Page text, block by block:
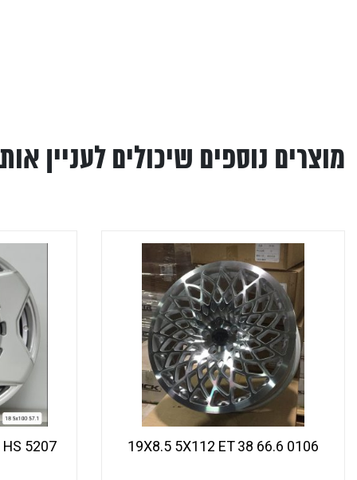
מוצרים נוספים שיכולים לעניין
0106 19X8.5 5X112 ET 38 66.6
5207 18X8 5X100 ET 35 67.1 HS